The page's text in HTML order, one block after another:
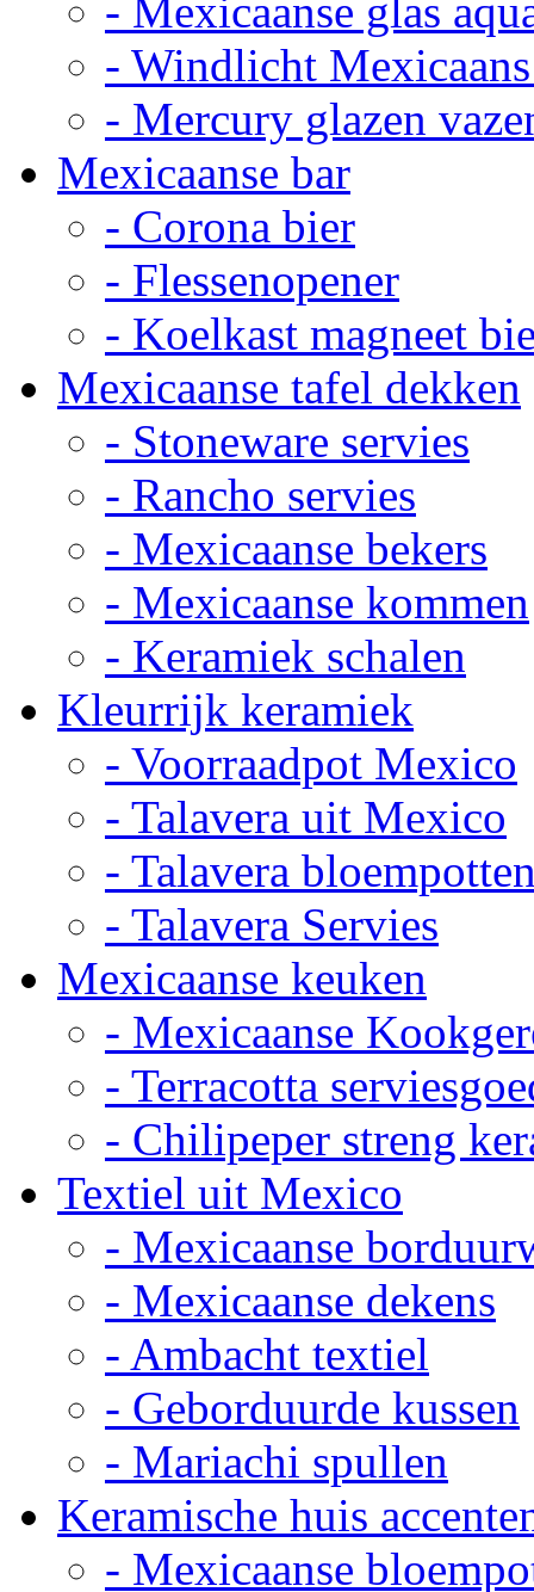
- Mexicaanse glas
- Windlicht
- Mercury glazen
Mexicaanse bar
- Corona bier
- Flessenopener
- Koelkast magneet
Mexicaanse tafel dekken
- Stoneware servies
- Rancho servies
- Mexicaanse bekers
- Mexicaanse kommen
- Keramiek schalen
Kleurrijk keramiek
- Voorraadpot Mexico
- Talavera uit Mexico
- Talavera
- Talavera Servies
Mexicaanse keuken
- Mexicaanse
- Terracotta
- Chilipeper streng
Textiel uit Mexico
- Mexicaanse
- Mexicaanse dekens
- Ambacht textiel
- Geborduurde kussen
- Mariachi spullen
Keramische huis
- Mexicaanse